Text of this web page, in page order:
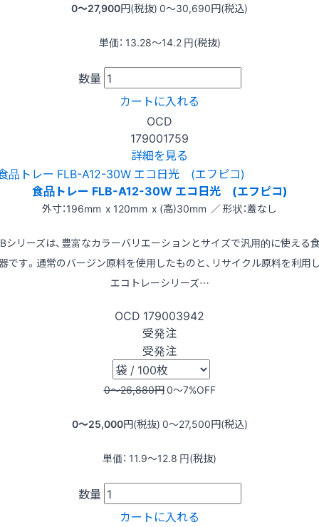
0〜27,900円(税抜) 0〜30,690円(税込)
単価： 13.28〜14.2 円(税抜)
数量
カートに入れる
OCD
179001759
詳細を見る
食品トレー FLB-A12-30W エコ日光 (エフピコ)
外寸：196mm x 120mm x (高)30mm ／ 形状：蓋なし
シリーズは、豊富なカラーバリエーションとサイズで汎用的に使える
です。通常のバージン原料を使用したものと、リサイクル原料を利用
エコトレーシリーズ…
OCD 179003942
受発注
受発注
0〜26,880円0〜7%OFF
0〜25,000円(税抜) 0〜27,500円(税込)
単価： 11.9〜12.8 円(税抜)
数量
カートに入れる